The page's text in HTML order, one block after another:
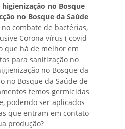
higienização no Bosque
no Bosque da Saúde
combate de bactérias,
Corona vírus ( covid
que há de melhor em
para sanitização no
no Bosque da
no Bosque da Saúde de
temos germicidas
podendo ser aplicados
que entram em contato
produção?